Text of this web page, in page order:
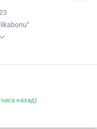
назад)